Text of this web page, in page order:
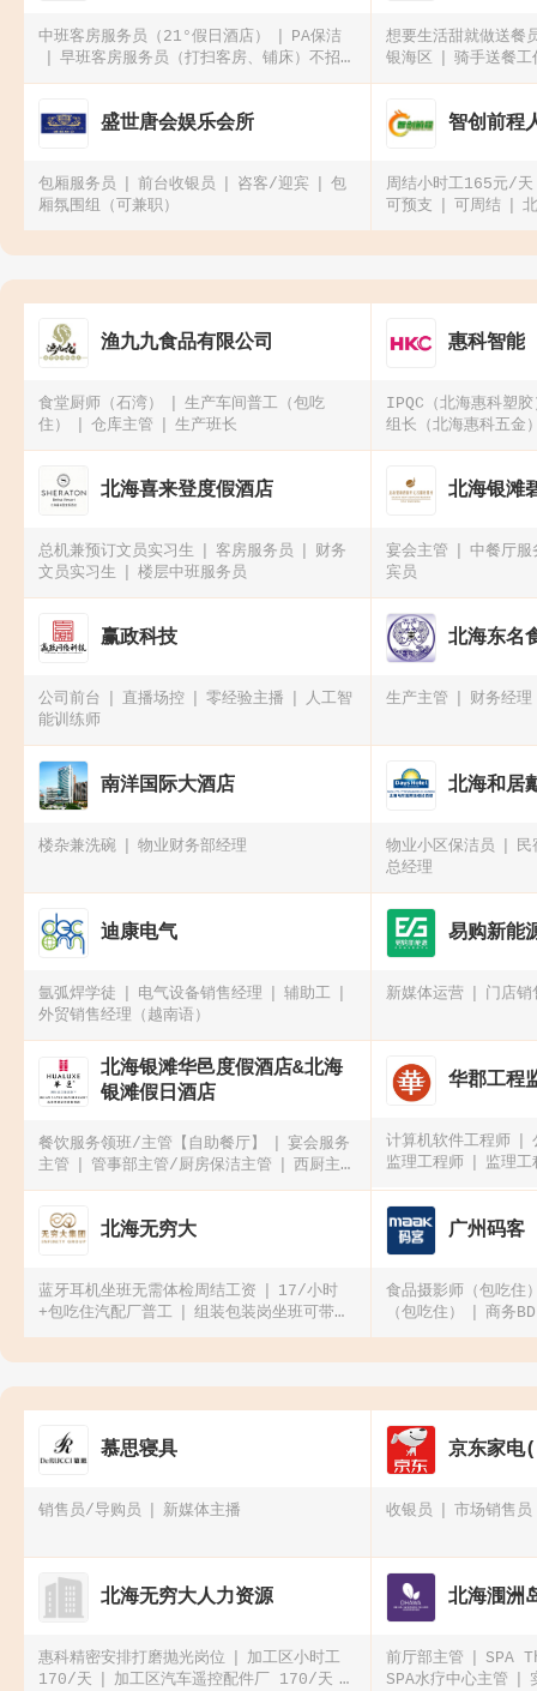
中班客房服务员（21°假日酒店）
PA保洁
早班客房服务员（打扫客房、铺床）不招兼
职
想要生活甜就做送餐
银海区
骑手送餐工
招外卖小哥，时间自
盛世唐会娱乐会所
包厢服务员 前台收银员 咨客/迎宾
包
厢氛围组（可兼职）
智创前程
周结小时工165元/天
可预支
可周结
时工（暑假工勿扰）
渔九九食品有限公司
食堂厨师（石湾）
生产车间普工（包吃
住）
仓库主管 生产班长
惠科智能
IPQC（北海惠科塑胶
组长（北海惠科五金
科五金）
北海喜来登度假酒店
总机兼预订文员实习生 客房服务员
财务
文员实习生
楼层中班服务员
北海银滩
宴会主管
中餐厅服
宾员
赢政科技
公司前台 直播场控 零经验主播
人工智
能训练师
北海东名
生产主管 财务经理
南洋国际大酒店
楼杂兼洗碗 物业财务部经理
北海和居
物业小区保洁员
民
总经理
迪康电气
氩弧焊学徒 电气设备销售经理
辅助工
外贸销售经理（越南语）
易购新能
新媒体运营 门店销
北海银滩华邑度假酒店&北海
银滩假日酒店
餐饮服务领班/主管【自助餐厅】
宴会服务
主管
管事部主管/厨房保洁主管
西厨主管
（西厨热菜）
华郡工程
计算机软件工程师
监理工程师
监理工
北海无穷大
蓝牙耳机坐班无需体检周结工资
17/小时
+包吃住汽配厂普工
组装包装岗坐班可带手
机
显示屏检测（包吃住买社保）
广州码客
食品摄影师（包吃住
（包吃住）
商务BD
导
慕思寝具
销售员/导购员 新媒体主播
京东家电
收银员 市场销售员
北海无穷大人力资源
惠科精密安排打磨抛光岗位
加工区小时工
170/天
加‮区工‬汽车遥‮配控‬件厂 170/天
北海涠洲
前厅部主管
SPA
SPA水疗中心主管